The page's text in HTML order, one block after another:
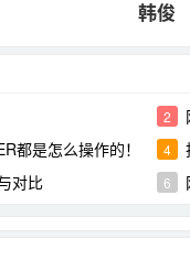
韩俊
2
都是怎么操作的！ 4
对比 6